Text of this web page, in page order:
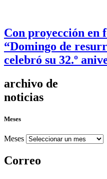
Con proyección en
“Domingo de
celebró su 32.º
archivo de
noticias
Meses
Meses
Correo